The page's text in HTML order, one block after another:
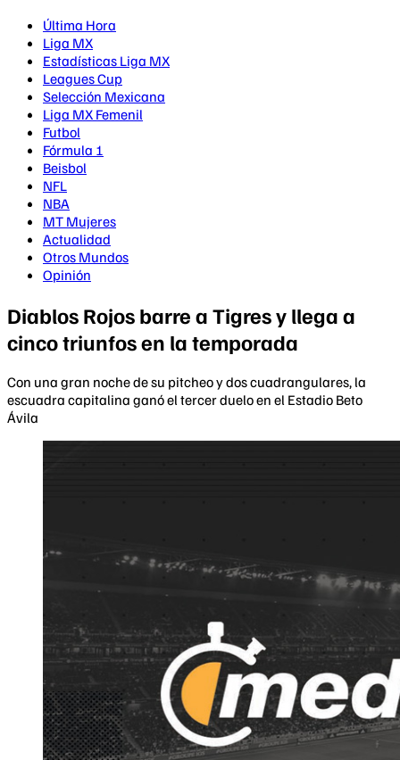
Última Hora
Liga MX
Estadísticas Liga MX
Leagues Cup
Selección Mexicana
Liga MX Femenil
Futbol
Fórmula 1
Beisbol
NFL
NBA
MT Mujeres
Actualidad
Otros Mundos
Opinión
Diablos Rojos barre a Tigres y llega a
cinco triunfos en la temporada
Con una gran noche de su pitcheo y dos cuadrangulares, la
escuadra capitalina ganó el tercer duelo en el Estadio Beto
Ávila